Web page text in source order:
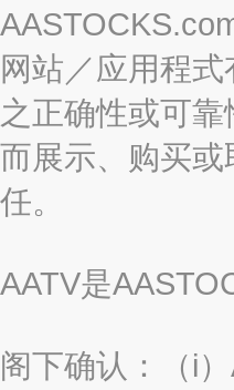
网站／应用程
之正确性或可
而展示、购买
任。
AATV是
阁下确认：（i